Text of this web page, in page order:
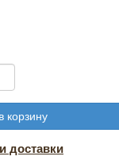
корзину
доставки